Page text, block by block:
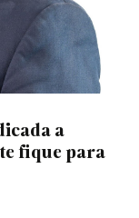
a
fique para